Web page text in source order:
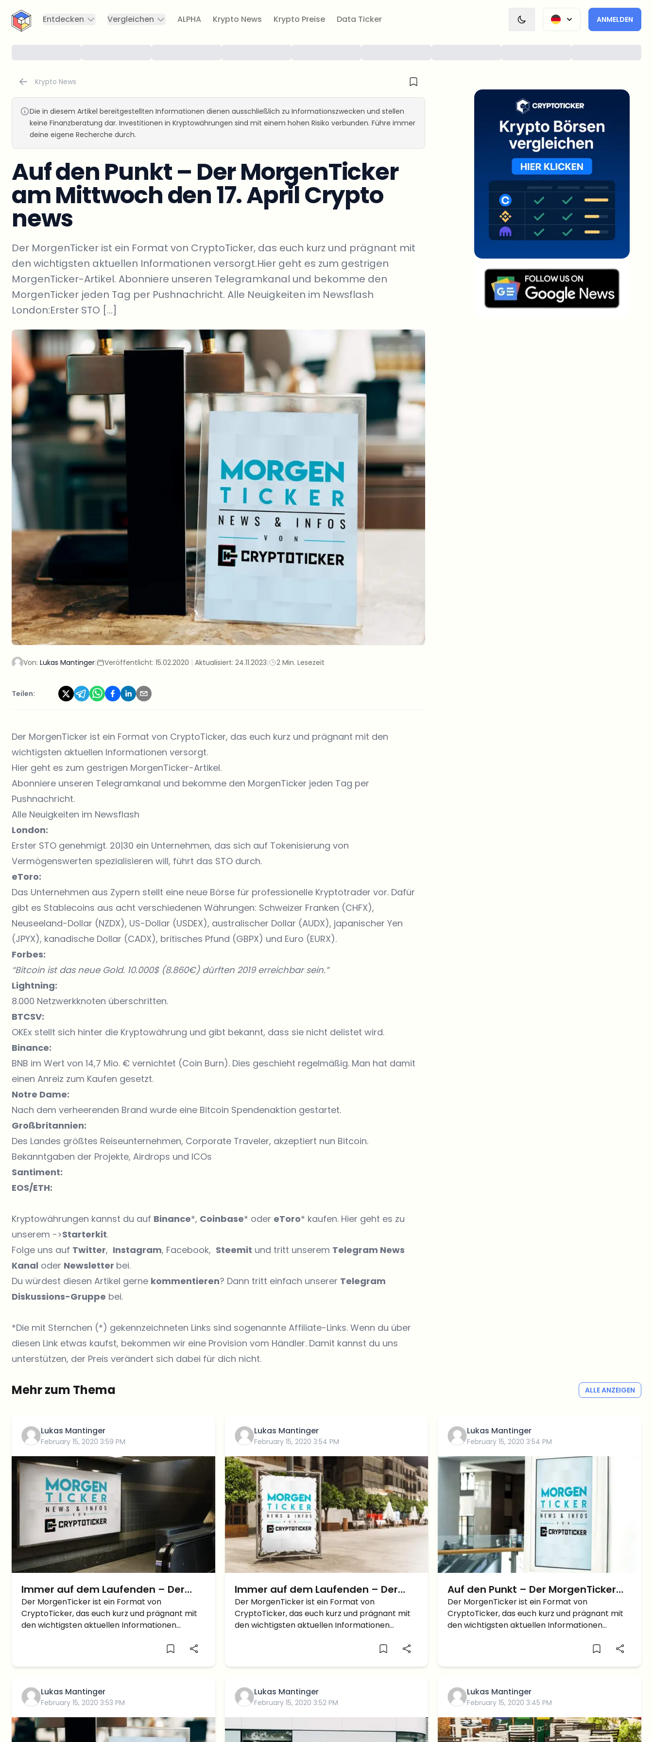
CryptoTicker
Entdecken
Vergleichen ALPHA Krypto News Krypto Preise Data Ticker ANMELDEN
Krypto News
Die in diesem Artikel bereitgestellten Informationen dienen ausschließlich zu Informationszwecken und stellen
keine Finanzberatung dar. Investitionen in Kryptowährungen sind mit einem hohen Risiko verbunden. Führe immer
deine eigene Recherche durch.
Auf den Punkt – Der MorgenTicker
am Mittwoch den 17. April Crypto
news
Der MorgenTicker ist ein Format von CryptoTicker, das euch kurz und prägnant mit
den wichtigsten aktuellen Informationen versorgt.Hier geht es zum gestrigen
MorgenTicker-Artikel. Abonniere unseren Telegramkanal und bekomme den
MorgenTicker jeden Tag per Pushnachricht. Alle Neuigkeiten im Newsflash
London:Erster STO […]
Von: Lukas Mantinger| Veröffentlicht: 15.02.2020 | Aktualisiert: 24.11.2023| 2 Min. Lesezeit
Teilen:
Der MorgenTicker ist ein Format von CryptoTicker, das euch kurz und prägnant mit den
wichtigsten aktuellen Informationen versorgt.
Hier geht es zum gestrigen MorgenTicker-Artikel.
Abonniere unseren Telegramkanal und bekomme den MorgenTicker jeden Tag per
Pushnachricht.
Alle Neuigkeiten im Newsflash
London:
Erster STO genehmigt. 20|30 ein Unternehmen, das sich auf Tokenisierung von
Vermögenswerten spezialisieren will, führt das STO durch.
eToro:
Das Unternehmen aus Zypern stellt eine neue Börse für professionelle Kryptotrader vor. Dafür
gibt es Stablecoins aus acht verschiedenen Währungen: Schweizer Franken (CHFX),
Neuseeland-Dollar (NZDX), US-Dollar (USDEX), australischer Dollar (AUDX), japanischer Yen
(JPYX), kanadische Dollar (CADX), britisches Pfund (GBPX) und Euro (EURX).
Forbes:
“Bitcoin ist das neue Gold. 10.000$ (8.860€) dürften 2019 erreichbar sein.”
Lightning:
8.000 Netzwerkknoten überschritten.
BTCSV:
OKEx stellt sich hinter die Kryptowährung und gibt bekannt, dass sie nicht delistet wird.
Binance:
BNB im Wert von 14,7 Mio. € vernichtet (Coin Burn). Dies geschieht regelmäßig. Man hat damit
einen Anreiz zum Kaufen gesetzt.
Notre Dame:
Nach dem verheerenden Brand wurde eine Bitcoin Spendenaktion gestartet.
Großbritannien:
Des Landes größtes Reiseunternehmen, Corporate Traveler, akzeptiert nun Bitcoin.
Bekanntgaben der Projekte, Airdrops und ICOs
Santiment:
EOS/ETH:
Kryptowährungen kannst du auf Binance*, Coinbase* oder eToro* kaufen. Hier geht es zu
unserem ->Starterkit.
Folge uns auf Twitter, Instagram, Facebook, Steemit und tritt unserem Telegram News
Kanal oder Newsletter bei.
Du würdest diesen Artikel gerne kommentieren? Dann tritt einfach unserer Telegram
Diskussions-Gruppe bei.
*Die mit Sternchen (*) gekennzeichneten Links sind sogenannte Affiliate-Links. Wenn du über
diesen Link etwas kaufst, bekommen wir eine Provision vom Händler. Damit kannst du uns
unterstützen, der Preis verändert sich dabei für dich nicht.
Mehr zum Thema ALLE ANZEIGEN
Lukas Mantinger
February 15, 2020 3:59 PM
Immer auf dem Laufenden – Der
MorgenTicker am Dienstag den 28.
Mai Crypto News
Der MorgenTicker ist ein Format von
CryptoTicker, das euch kurz und prägnant mit
den wichtigsten aktuellen Informationen
MorgenTicker-Artikel. Abonniere unseren
Lukas Mantinger
February 15, 2020 3:54 PM
Immer auf dem Laufenden – Der
MorgenTicker am Samstag den 25.
Mai Crypto News
Der MorgenTicker ist ein Format von
CryptoTicker, das euch kurz und prägnant mit
den wichtigsten aktuellen Informationen
MorgenTicker-Artikel. Abonniere unseren
Lukas Mantinger
February 15, 2020 3:54 PM
Auf den Punkt – Der MorgenTicker
am Donnerstag den 25. April Crypto
News
Der MorgenTicker ist ein Format von
CryptoTicker, das euch kurz und prägnant mit
den wichtigsten aktuellen Informationen
MorgenTicker-Artikel. Abonniere unseren
Satoshi […]
Lukas Mantinger
February 15, 2020 3:53 PM
Lukas Mantinger
February 15, 2020 3:52 PM
Lukas Mantinger
February 15, 2020 3:45 PM